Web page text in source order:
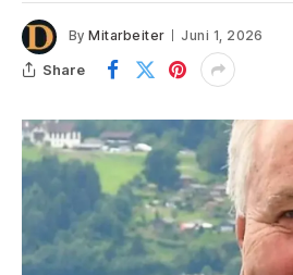
By Mitarbeiter Juni 1, 2026
Share